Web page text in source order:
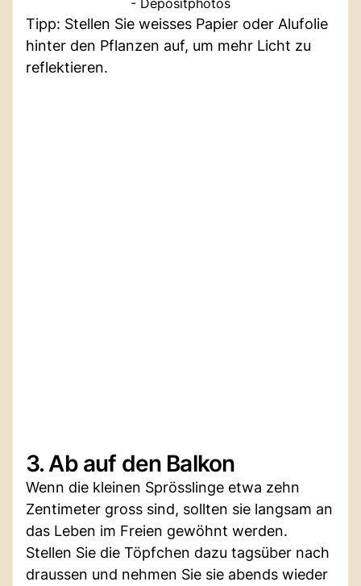
Tipp: Stellen Sie weisses Papier oder Alufolie
hinter den Pflanzen auf, um mehr Licht zu
reflektieren.
3. Ab auf den Balkon
Wenn die kleinen Sprösslinge etwa zehn
Zentimeter gross sind, sollten sie langsam an
das Leben im Freien gewöhnt werden.
Stellen Sie die Töpfchen dazu tagsüber nach
draussen und nehmen Sie sie abends wieder